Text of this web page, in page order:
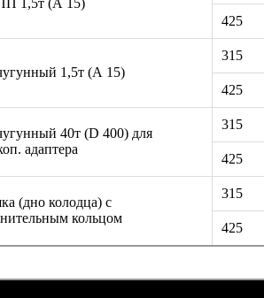
1,5т (А 15)
425
1,5т (А 15)
315
425
40т (D 400) для
адаптера
315
425
(дно колодца) с
кольцом
315
425